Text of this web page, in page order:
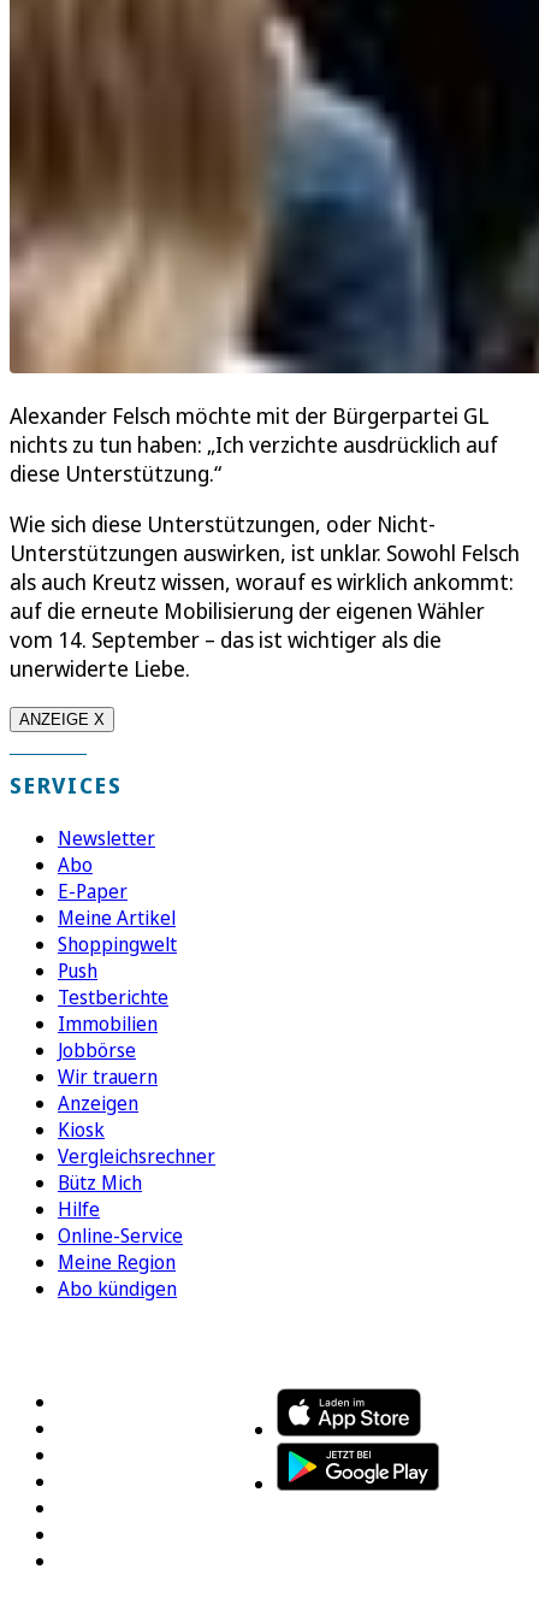
Alexander Felsch möchte mit der Bürgerpartei GL
nichts zu tun haben: „Ich verzichte ausdrücklich auf
diese Unterstützung.“
Wie sich diese Unterstützungen, oder Nicht-
Unterstützungen auswirken, ist unklar. Sowohl Felsch
als auch Kreutz wissen, worauf es wirklich ankommt:
auf die erneute Mobilisierung der eigenen Wähler
vom 14. September – das ist wichtiger als die
unerwiderte Liebe.
ANZEIGE X
SERVICES
Newsletter
Abo
E-Paper
Meine Artikel
Shoppingwelt
Push
Testberichte
Immobilien
Jobbörse
Wir trauern
Anzeigen
Kiosk
Vergleichsrechner
Bütz Mich
Hilfe
Online-Service
Meine Region
Abo kündigen